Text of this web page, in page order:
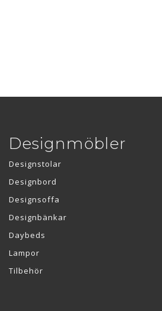
Designmöbler
Designstolar
Designbord
Designsoffa
Designbänkar
Daybeds
Lampor
Tilbehör